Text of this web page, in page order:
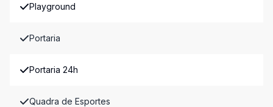
Playground
Portaria
Portaria 24h
Quadra de Esportes